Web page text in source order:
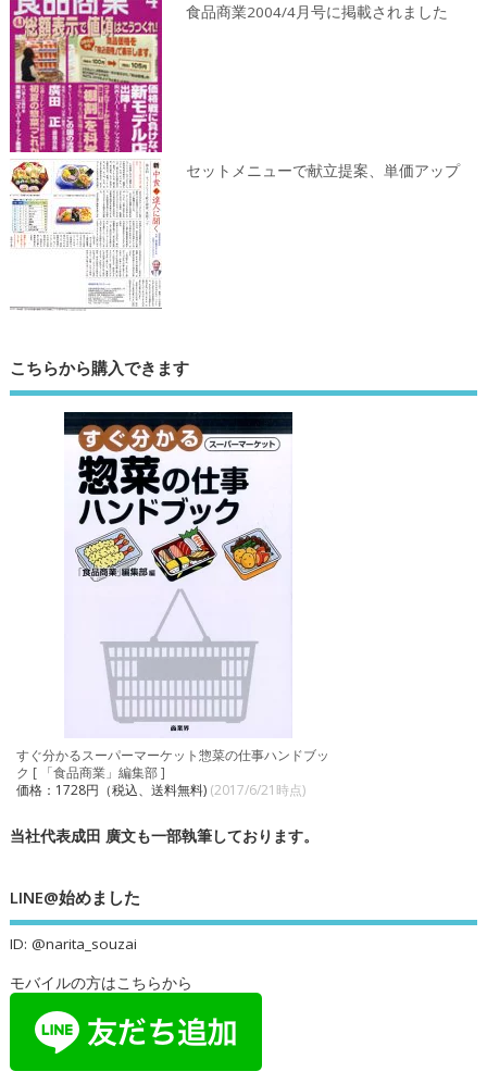
食品商業2004/4月号に掲載されました
セットメニューで献立提案、単価アップ
こちらから購入できます
すぐ分かるスーパーマーケット惣菜の仕事ハンドブッ
ク [ 「食品商業」編集部 ]
価格：1728円（税込、送料無料) (2017/6/21時点)
当社代表成田 廣文も一部執筆しております。
LINE@始めました
ID: @narita_souzai
モバイルの方はこちらから